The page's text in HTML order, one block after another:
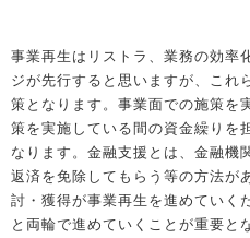
事業再生はリストラ、業務の効率
ジが先行すると思いますが、これ
策となります。事業面での施策を
策を実施している間の資金繰りを
なります。金融支援とは、金融機
返済を免除してもらう等の方法が
討・獲得が事業再生を進めていく
と両輪で進めていくことが重要と